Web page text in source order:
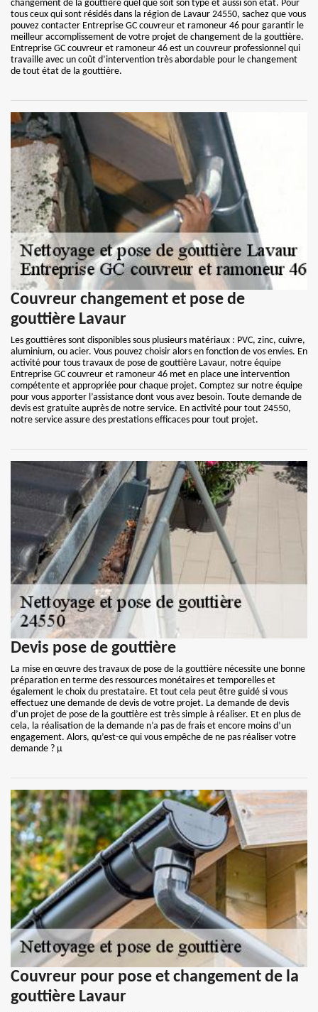
changement de la gouttière quel que soit son type et aussi son état. Pour
tous ceux qui sont résidés dans la région de Lavaur 24550, sachez que vous
pouvez contacter Entreprise GC couvreur et ramoneur 46 pour garantir le
meilleur accomplissement de votre projet de changement de la gouttière.
Entreprise GC couvreur et ramoneur 46 est un couvreur professionnel qui
travaille avec un coût d’intervention très abordable pour le changement
de tout état de la gouttière.
Couvreur changement et pose de
gouttière Lavaur
Les gouttières sont disponibles sous plusieurs matériaux : PVC, zinc, cuivre,
aluminium, ou acier. Vous pouvez choisir alors en fonction de vos envies. En
activité pour tous travaux de pose de gouttière Lavaur, notre équipe
Entreprise GC couvreur et ramoneur 46 met en place une intervention
compétente et appropriée pour chaque projet. Comptez sur notre équipe
pour vous apporter l’assistance dont vous avez besoin. Toute demande de
devis est gratuite auprès de notre service. En activité pour tout 24550,
notre service assure des prestations efficaces pour tout projet.
Devis pose de gouttière
La mise en œuvre des travaux de pose de la gouttière nécessite une bonne
préparation en terme des ressources monétaires et temporelles et
également le choix du prestataire. Et tout cela peut être guidé si vous
effectuez une demande de devis de votre projet. La demande de devis
d’un projet de pose de la gouttière est très simple à réaliser. Et en plus de
cela, la réalisation de la demande n’a pas de frais et encore moins d’un
engagement. Alors, qu’est-ce qui vous empêche de ne pas réaliser votre
demande ? µ
Couvreur pour pose et changement de la
gouttière Lavaur